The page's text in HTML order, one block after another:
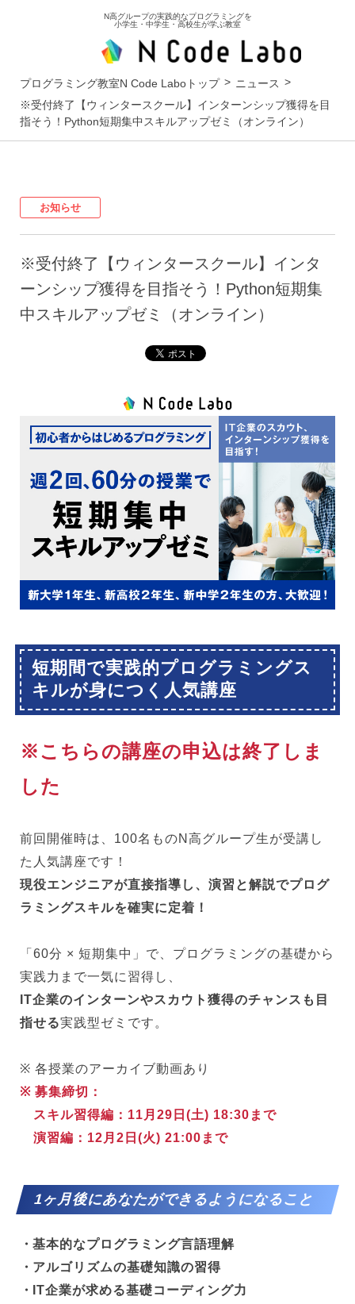
N高グループの実践的なプログラミングを
小学生・中学生・高校生が学ぶ教室
プログラミング教室N Code Laboトップ
ニュース
※受付終了【ウィンタースクール】インターンシップ獲得を目
指そう！Python短期集中スキルアップゼミ（オンライン）
お知らせ
※受付終了【ウィンタースクール】インタ
ーンシップ獲得を目指そう！Python短期集
中スキルアップゼミ（オンライン）
短期間で実践的プログラミングス
キルが身につく人気講座
※こちらの講座の申込は終了しま
した
前回開催時は、100名ものN高グループ生が受講し
た人気講座です！
現役エンジニアが直接指導し、演習と解説でプログ
ラミングスキルを確実に定着！
「60分 × 短期集中」で、プログラミングの基礎から
実践力まで一気に習得し、
IT企業のインターンやスカウト獲得のチャンスも目
指せる実践型ゼミです。
※ 各授業のアーカイブ動画あり
※ 募集締切：
スキル習得編：11月29日(土) 18:30まで
演習編：12月2日(火) 21:00まで
1ヶ月後にあなたができるようになること
基本的なプログラミング言語理解
アルゴリズムの基礎知識の習得
IT企業が求める基礎コーディング力